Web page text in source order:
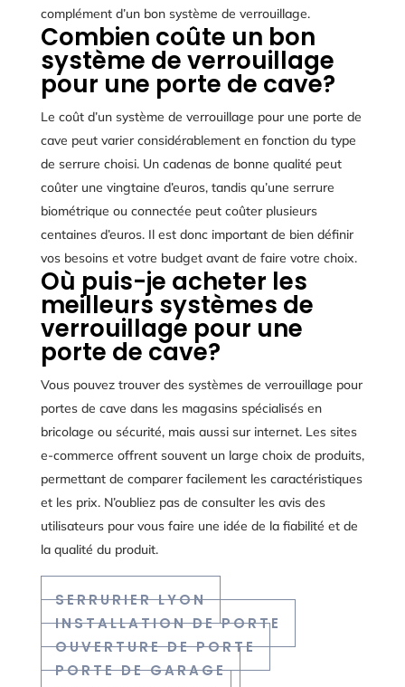
complément d’un bon système de verrouillage.
Combien coûte un bon
système de verrouillage
pour une porte de cave?
Le coût d’un système de verrouillage pour une porte de
cave peut varier considérablement en fonction du type
de serrure choisi. Un cadenas de bonne qualité peut
coûter une vingtaine d’euros, tandis qu’une serrure
biométrique ou connectée peut coûter plusieurs
centaines d’euros. Il est donc important de bien définir
vos besoins et votre budget avant de faire votre choix.
Où puis-je acheter les
meilleurs systèmes de
verrouillage pour une
porte de cave?
Vous pouvez trouver des systèmes de verrouillage pour
portes de cave dans les magasins spécialisés en
bricolage ou sécurité, mais aussi sur internet. Les sites
e-commerce offrent souvent un large choix de produits,
permettant de comparer facilement les caractéristiques
et les prix. N’oubliez pas de consulter les avis des
utilisateurs pour vous faire une idée de la fiabilité et de
la qualité du produit.
SERRURIER LYON
INSTALLATION DE PORTE
OUVERTURE DE PORTE
PORTE DE GARAGE